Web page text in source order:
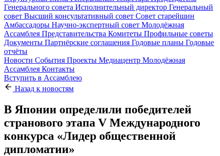
Генерального совета Исполнительный директор Генеральный
совет Высший консультативный совет Совет старейшин
Амбассадоры Научно-экспертный совет Молодёжная
Ассамблея Представительства Комитеты Профильные советы
Документы Партнёрские соглашения Годовые планы Годовые
отчёты
Новости События Проекты Медиацентр Молодёжная
Ассамблея Контакты
Вступить в Ассамблею
Назад к новостям
В Японии определили победителей
странового этапа V Международного
конкурса «Лидер общественной
дипломатии»